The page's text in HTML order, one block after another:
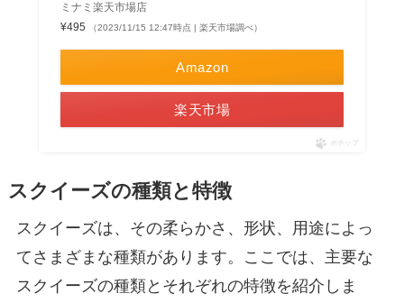
ミナミ楽天市場店
¥495
（2023/11/15 12:47時点 | 楽天市場調べ）
Amazon
楽天市場
ポチップ
スクイーズの種類と特徴
スクイーズは、その柔らかさ、形状、用途によっ
てさまざまな種類があります。ここでは、主要な
スクイーズの種類とそれぞれの特徴を紹介しま